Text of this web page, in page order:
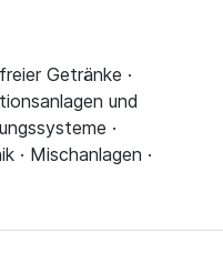
Getränke ·
und
·
· Mischanlagen ·